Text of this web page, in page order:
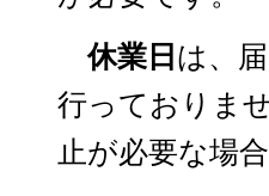
休業日 は、
行っておりま
止が必要な場